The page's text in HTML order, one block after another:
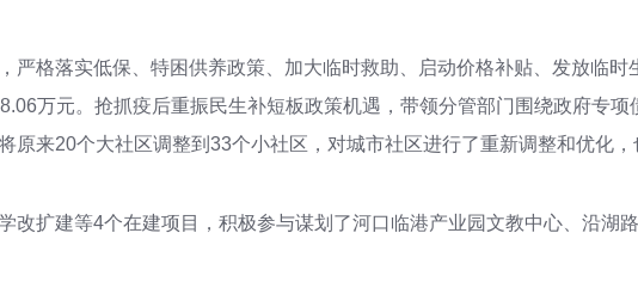
严格落实低保、特困供养政策、加大临时救助、启动价格补贴、发放临时
万元。抢抓疫后重振民生补短板政策机遇，带领分管部门围绕政府专项
来20个大社区调整到33个小社区，对城市社区进行了重新调整和优化
改扩建等4个在建项目，积极参与谋划了河口临港产业园文教中心、沿湖